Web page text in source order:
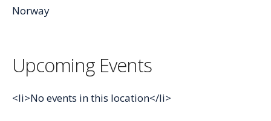
Norway
Upcoming Events
<li>No events in this location</li>